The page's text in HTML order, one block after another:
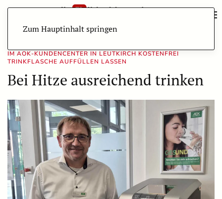
Zum Hauptinhalt springen
IM AOK-KUNDENCENTER IN LEUTKIRCH KOSTENFREI
TRINKFLASCHE AUFFÜLLEN LASSEN
Bei Hitze ausreichend trinken